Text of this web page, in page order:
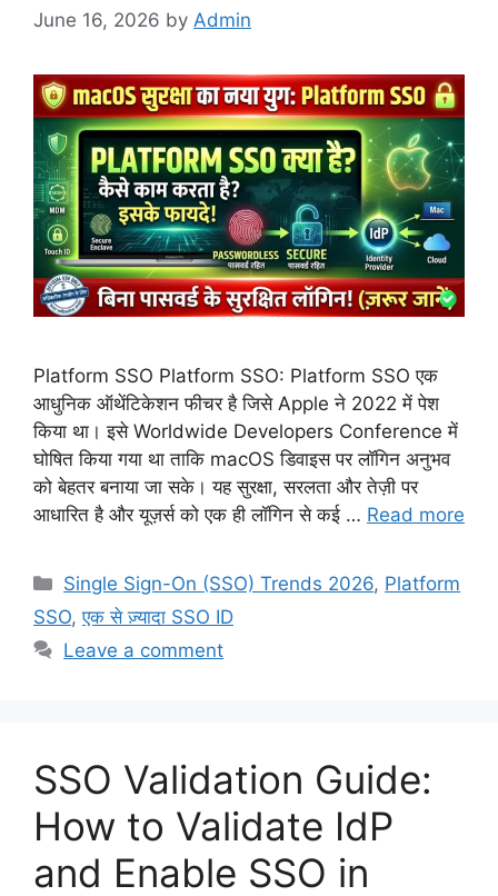
June 16, 2026 by Admin
Platform SSO Platform SSO: Platform SSO एक
आधुनिक ऑथेंटिकेशन फीचर है जिसे Apple ने 2022 में पेश
किया था। इसे Worldwide Developers Conference में
घोषित किया गया था ताकि macOS डिवाइस पर लॉगिन अनुभव
को बेहतर बनाया जा सके। यह सुरक्षा, सरलता और तेज़ी पर
आधारित है और यूज़र्स को एक ही लॉगिन से कई … Read more
Categories
Single Sign-On (SSO) Trends 2026, Platform
SSO,एक से ज़्यादा SSO ID
Leave a comment
SSO Validation Guide:
How to Validate IdP
and Enable SSO in